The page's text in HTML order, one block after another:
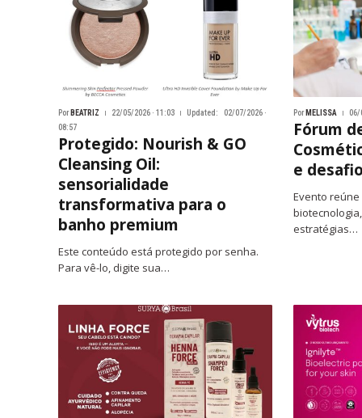
Por BEATRIZ 22/05/2026 · 11:03 Updated:
02/07/2026 ·
08:57
Protegido: Nourish & GO
Cleansing Oil:
sensorialidade
transformativa para o
banho premium
Este conteúdo está protegido por senha.
Para vê-lo, digite sua…
Por MELISSA 06/
Fórum
e
Evento
estratégias…